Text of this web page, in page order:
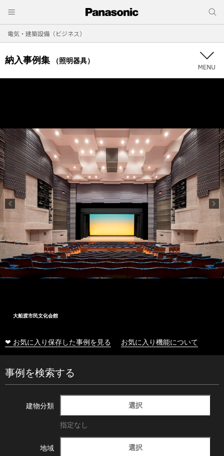
電気・建築設備（ビジネス）
納入事例集 （照明器具）
大船渡市民文化会館
❤ お気に入り保存した事例を見る お気に入り機能について
事例を検索する
建物分類 選択
指定なし
地域 選択